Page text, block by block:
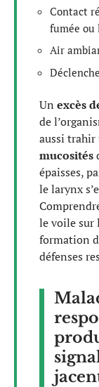
Contact
fumée
Air
Un excès
de
aussi trahir
mucosités
épaisses,
le larynx
le voile sur
formation
défenses